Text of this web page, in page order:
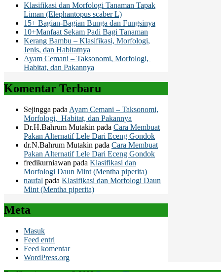
Klasifikasi dan Morfologi Tanaman Tapak
Liman (Elephantopus scaber L)
15+ Bagian-Bagian Bunga dan Fungsinya
10+Manfaat Sekam Padi Bagi Tanaman
Kerang Bambu – Klasifikasi, Morfologi,
Jenis, dan Habitatnya
Ayam Cemani – Taksonomi, Morfologi,
Habitat, dan Pakannya
Komentar Terbaru
Sejingga pada Ayam Cemani – Taksonomi,
Morfologi, Habitat, dan Pakannya
Dr.H.Bahrum Mutakin pada Cara Membuat
Pakan Alternatif Lele Dari Eceng Gondok
dr.N.Bahrum Mutakin pada Cara Membuat
Pakan Alternatif Lele Dari Eceng Gondok
fredikurniawan pada Klasifikasi dan
Morfologi Daun Mint (Mentha piperita)
naufal pada Klasifikasi dan Morfologi Daun
Mint (Mentha piperita)
Meta
Masuk
Feed entri
Feed komentar
WordPress.org